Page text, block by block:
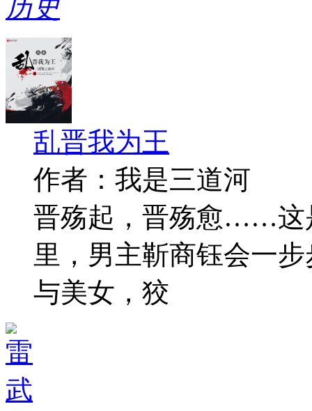
历史
乱晋我为王
作者：我是三道河
晋殇起，晋殇愈……这
里，男主靳商钰会一
与美女，狡